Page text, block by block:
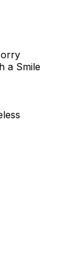
a Smile